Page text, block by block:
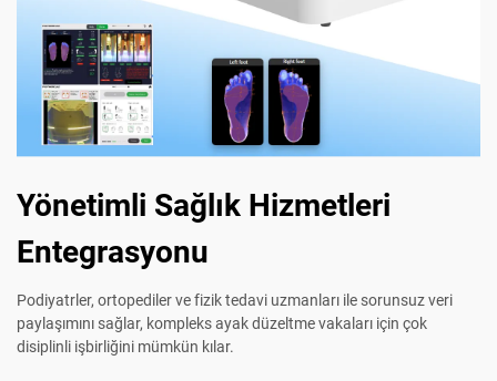
Yönetimli Sağlık Hizmetleri
Entegrasyonu
Podiyatrler, ortopediler ve fizik tedavi uzmanları ile sorunsuz veri
paylaşımını sağlar, kompleks ayak düzeltme vakaları için çok
disiplinli işbirliğini mümkün kılar.